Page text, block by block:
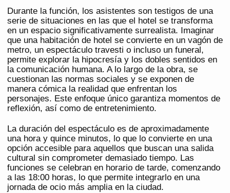
Durante la función, los asistentes son testigos de una
serie de situaciones en las que el hotel se transforma
en un espacio significativamente surrealista. Imaginar
que una habitación de hotel se convierte en un vagón de
metro, un espectáculo travesti o incluso un funeral,
permite explorar la hipocresía y los dobles sentidos en
la comunicación humana. A lo largo de la obra, se
cuestionan las normas sociales y se exponen de
manera cómica la realidad que enfrentan los
personajes. Este enfoque único garantiza momentos de
reflexión, así como de entretenimiento.
La duración del espectáculo es de aproximadamente
una hora y quince minutos, lo que lo convierte en una
opción accesible para aquellos que buscan una salida
cultural sin comprometer demasiado tiempo. Las
funciones se celebran en horario de tarde, comenzando
a las 18:00 horas, lo que permite integrarlo en una
jornada de ocio más amplia en la ciudad.